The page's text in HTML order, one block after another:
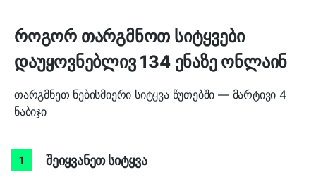
როგორ თარგმნოთ სიტყვები
დაუყოვნებლივ 134 ენაზე ონლაინ
თარგმნეთ ნებისმიერი სიტყვა წუთებში — მარტივი 4
ნაბიჯი
შეიყვანეთ სიტყვა